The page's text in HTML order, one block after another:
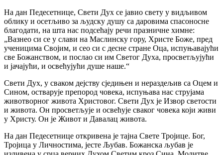
На дан Педесетнице, Свети Дух се јавио свету у видљивом
облику и осетљиво за људску душу са даровима спасоносне
благодати, на шта нас подсећају речи празничне химне:
„Вазнео си се у слави на Маслинску гору, Христе Боже, пред
ученицима Својим, и сео си с десне стране Оца, испуњавајући
све Божанством, и послао си им Светог Духа, просветљујући
и јачајући, и освећујући душе наше.“
Свети Дух, у сваком дејству сједињен и нераздељив са Оцем и
Сином, остварује препород човека, испуњава нас струјама
животворног живота Христовог. Свети Дух је Извор светости
и живота. Он просветљује и освећује сваког човека који живи
у Христу. Он је Живот и Давалац живота.
На дан Педесетнице откривена је тајна Свете Тројице. Бог,
Тројица у Личностима, јесте Љубав. Божанска љубав је